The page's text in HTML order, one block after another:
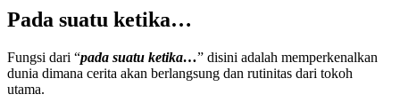
Pada suatu ketika…
Fungsi dari “pada suatu ketika…” disini adalah memperkenalkan
dunia dimana cerita akan berlangsung dan rutinitas dari tokoh
utama.